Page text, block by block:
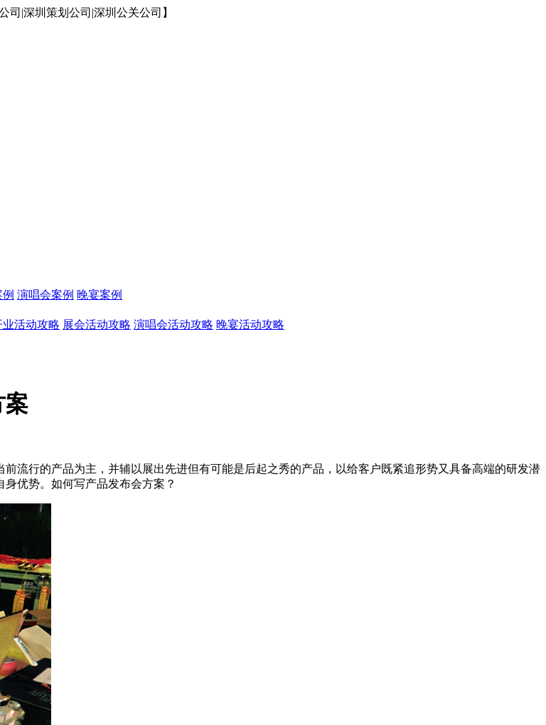
|深圳策划公司|深圳公关公司】
演唱会案例 晚宴案例
业活动攻略 展会活动攻略 演唱会活动攻略 晚宴活动攻略
案
流行的产品为主，并辅以展出先进但有可能是后起之秀的产品，以给客户既紧追形势又具备高端的研发潜
优势。如何写产品发布会方案？